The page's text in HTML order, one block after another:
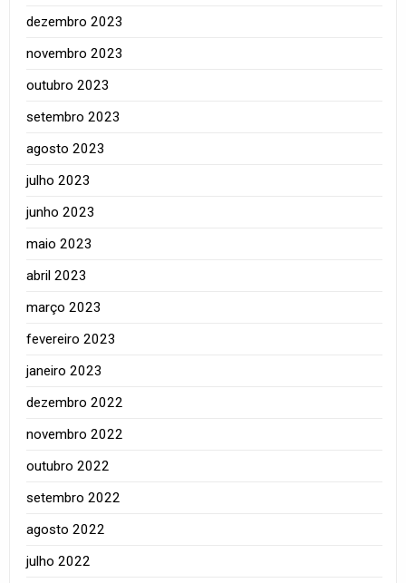
dezembro 2023
novembro 2023
outubro 2023
setembro 2023
agosto 2023
julho 2023
junho 2023
maio 2023
abril 2023
março 2023
fevereiro 2023
janeiro 2023
dezembro 2022
novembro 2022
outubro 2022
setembro 2022
agosto 2022
julho 2022